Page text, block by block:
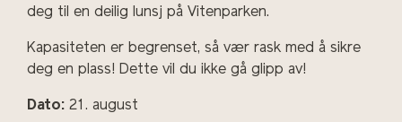
deg til en deilig lunsj på Vitenparken.
Kapasiteten er begrenset, så vær rask med å sikre
deg en plass! Dette vil du ikke gå glipp av!
Dato: 21. august